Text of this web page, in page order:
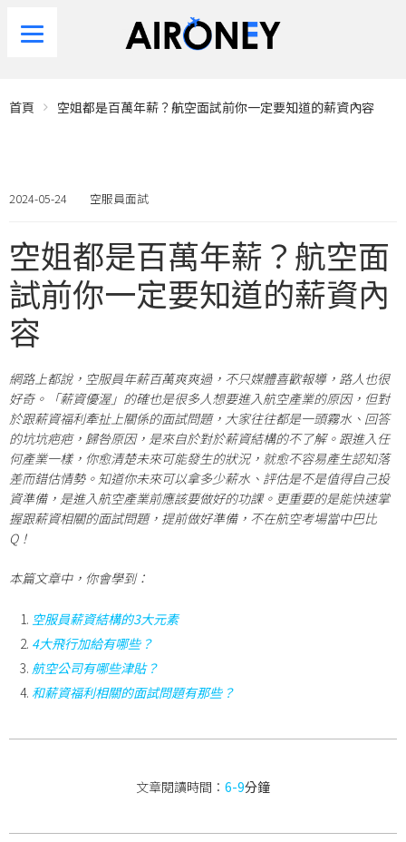
首頁 空姐都是百萬年薪？航空面試前你一定要知道的薪資內容
2024-05-24 空服員面試
空姐都是百萬年薪？航空面
試前你一定要知道的薪資內
容
網路上都說，空服員年薪百萬爽爽過，不只媒體喜歡報導，路人也很
好奇。「薪資優渥」的確也是很多人想要進入航空產業的原因，但對
於跟薪資福利牽扯上關係的面試問題，大家往往都是一頭霧水、回答
的坑坑疤疤，歸咎原因，是來自於對於薪資結構的不了解。跟進入任
何產業一樣，你愈清楚未來可能發生的狀況，就愈不容易產生認知落
差而錯估情勢。知道你未來可以拿多少薪水、評估是不是值得自己投
資準備，是進入航空產業前應該要做好的功課。更重要的是能快速掌
握跟薪資相關的面試問題，提前做好準備，不在航空考場當中巴比
Q！
本篇文章中，你會學到：
空服員薪資結構的3大元素
4大飛行加給有哪些？
航空公司有哪些津貼？
和薪資福利相關的面試問題有那些？
文章閱讀時間： 6-9分鐘